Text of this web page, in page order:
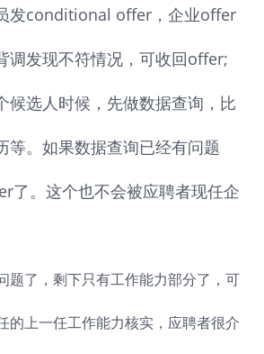
发conditional offer，企业offer
调发现不符情况，可收回offer;
候选人时候，先做数据查询，比
等。如果数据查询已经有问题
了。这个也不会被应聘者现任企
题了，剩下只有工作能力部分了，可
的上一任工作能力核实，应聘者很介